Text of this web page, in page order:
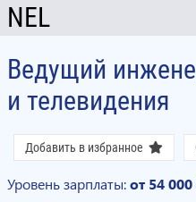
NEL
Ведущий
и телевидения
Добавить в избранное
Уровень зарплаты:от 54 000